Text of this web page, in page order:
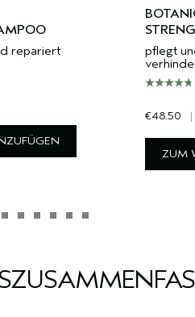
repariert
pflegt
€48.50 |
ZUM